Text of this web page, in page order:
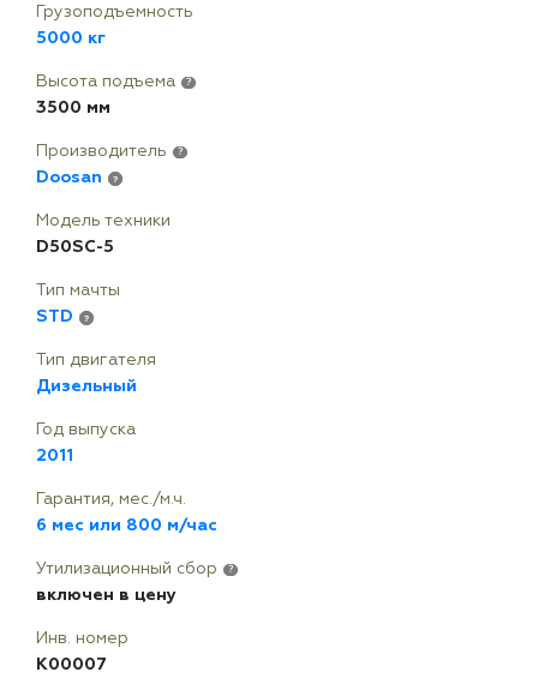
Грузоподъемность
5000 кг
Высота подъема ?
3500 мм
Производитель ?
Doosan ?
Модель техники
D50SC-5
Тип мачты
STD ?
Тип двигателя
Дизельный
Год выпуска
2011
Гарантия, мес./м.ч.
6 мес или 800 м/час
Утилизационный сбор ?
включен в цену
Инв. номер
K00007